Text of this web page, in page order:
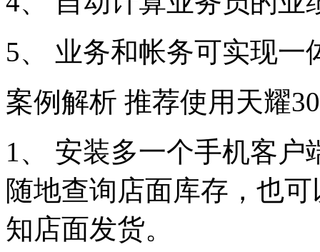
5、 业务和帐务可实现一
案例解析 推荐使用天耀
1、 安装多一个手机客
随地查询店面库存，也
知店面发货。